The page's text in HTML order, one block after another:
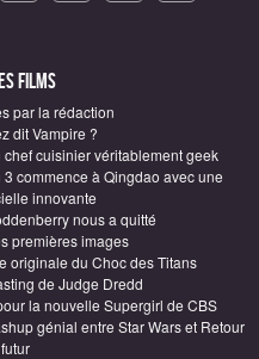
Films
par la rédaction
dit Vampire ?
cuisinier véritablement geek
commence à Qingdao avec une
innovante
nous a quitté
premières images
originale du Choc des Titans
de Judge Dredd
la nouvelle Supergirl de CBS
génial entre Star Wars et Retour